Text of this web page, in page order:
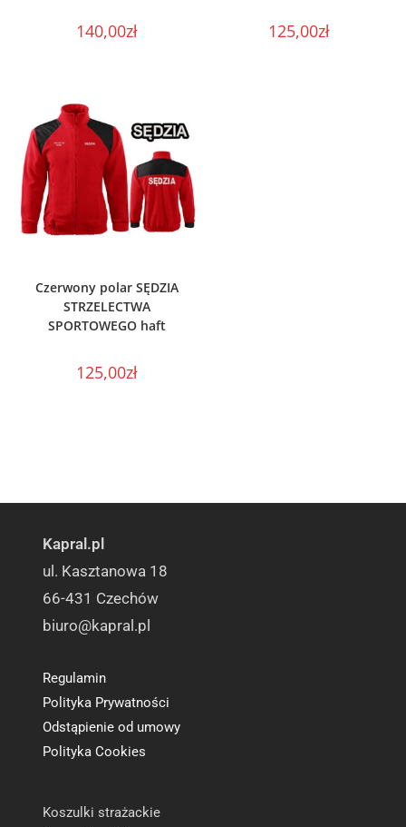
140,00zł 125,00zł
Czerwony polar SĘDZIA
STRZELECTWA
SPORTOWEGO haft
125,00zł
Kapral.pl
ul. Kasztanowa 18
66-431 Czechów
biuro@kapral.pl
Regulamin
Polityka Prywatności
Odstąpienie od umowy
Polityka Cookies
Koszulki strażackie